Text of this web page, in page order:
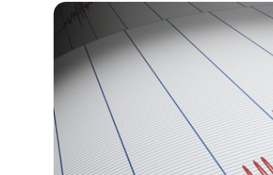
Meier:
Katholiken
Hongkong
und
Macau
unter
wachsendem
Druck